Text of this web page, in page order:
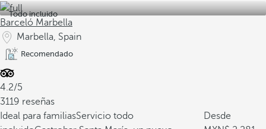
Todo incluido
Barceló Marbella
Marbella, Spain
Recomendado
4.2/5
3119 reseñas
Ideal para familiasServicio todo
Desde